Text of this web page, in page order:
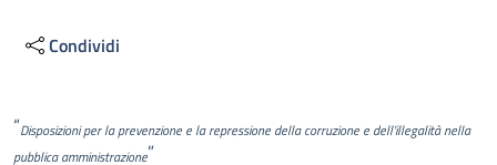
Condividi
Descrizione
“Disposizioni per la prevenzione e la repressione della corruzione e dell’illegalità nella
pubblica amministrazione”